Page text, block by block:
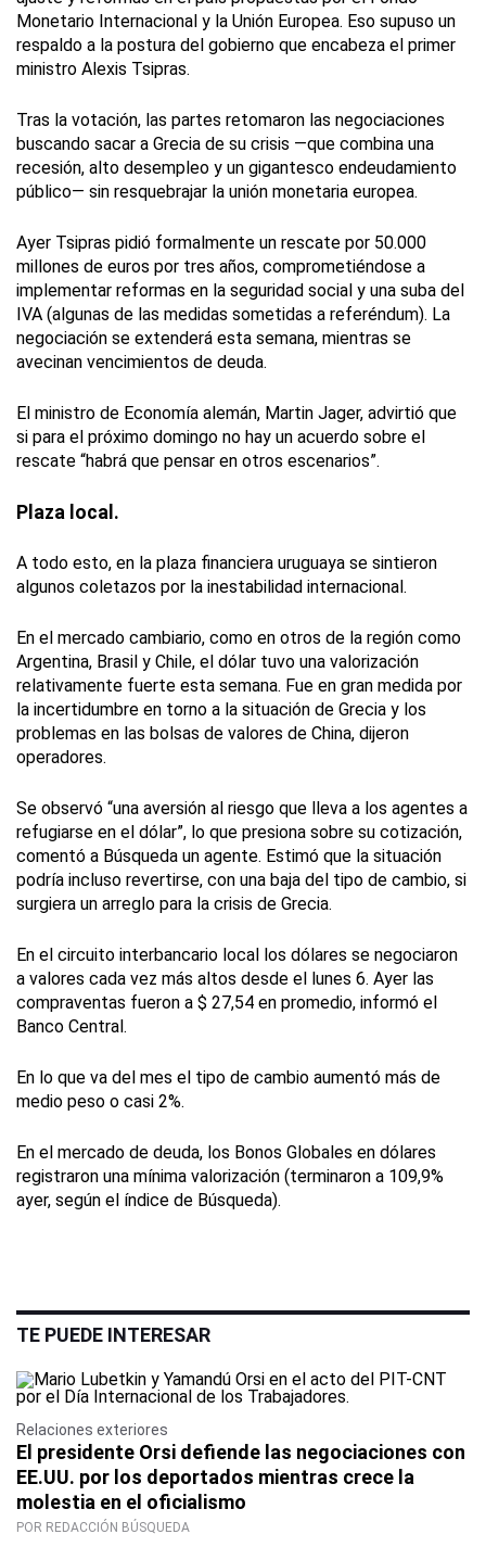
Monetario Internacional y la Unión Europea. Eso supuso un
respaldo a la postura del gobierno que encabeza el primer
ministro Alexis Tsipras.
Tras la votación, las partes retomaron las negociaciones
buscando sacar a Grecia de su crisis —que combina una
recesión, alto desempleo y un gigantesco endeudamiento
público— sin resquebrajar la unión monetaria europea.
Ayer Tsipras pidió formalmente un rescate por 50.000
millones de euros por tres años, comprometiéndose a
implementar reformas en la seguridad social y una suba del
IVA (algunas de las medidas sometidas a referéndum). La
negociación se extenderá esta semana, mientras se
avecinan vencimientos de deuda.
El ministro de Economía alemán, Martin Jager, advirtió que
si para el próximo domingo no hay un acuerdo sobre el
rescate “habrá que pensar en otros escenarios”.
Plaza local.
A todo esto, en la plaza financiera uruguaya se sintieron
algunos coletazos por la inestabilidad internacional.
En el mercado cambiario, como en otros de la región como
Argentina, Brasil y Chile, el dólar tuvo una valorización
relativamente fuerte esta semana. Fue en gran medida por
la incertidumbre en torno a la situación de Grecia y los
problemas en las bolsas de valores de China, dijeron
operadores.
Se observó “una aversión al riesgo que lleva a los agentes a
refugiarse en el dólar”, lo que presiona sobre su cotización,
comentó a Búsqueda un agente. Estimó que la situación
podría incluso revertirse, con una baja del tipo de cambio, si
surgiera un arreglo para la crisis de Grecia.
En el circuito interbancario local los dólares se negociaron
a valores cada vez más altos desde el lunes 6. Ayer las
compraventas fueron a $ 27,54 en promedio, informó el
Banco Central.
En lo que va del mes el tipo de cambio aumentó más de
medio peso o casi 2%.
En el mercado de deuda, los Bonos Globales en dólares
registraron una mínima valorización (terminaron a 109,9%
ayer, según el índice de Búsqueda).
TE PUEDE INTERESAR
Relaciones exteriores
El presidente Orsi defiende las negociaciones con
EE.UU. por los deportados mientras crece la
molestia en el oficialismo
POR REDACCIÓN BÚSQUEDA